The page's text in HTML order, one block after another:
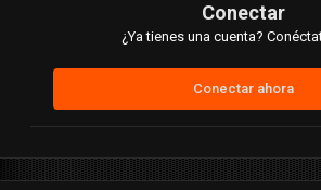
Conectar
¿Ya tienes una cuenta?
Conectar ahora